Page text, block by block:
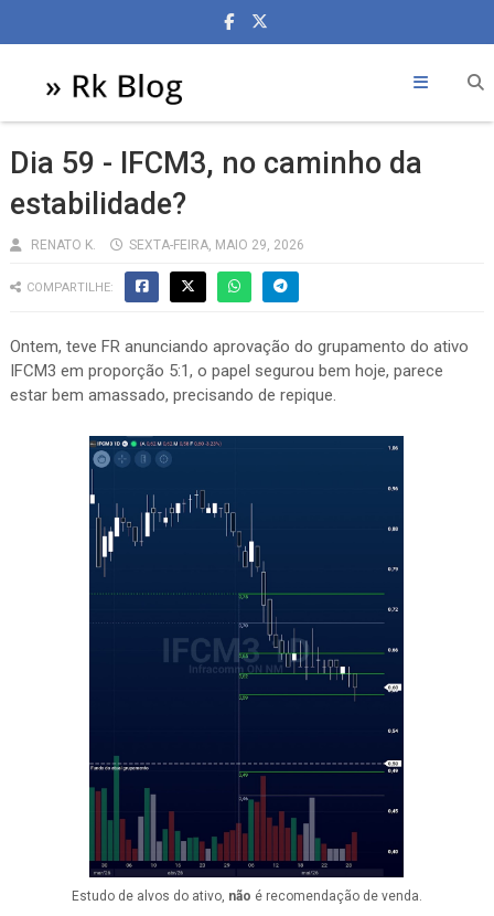
Dia 59 - IFCM3, no caminho da
estabilidade?
RENATO K. SEXTA-FEIRA, MAIO 29, 2026
COMPARTILHE:
Ontem, teve FR anunciando aprovação do grupamento do ativo
IFCM3 em proporção 5:1, o papel segurou bem hoje, parece
estar bem amassado, precisando de repique.
Estudo de alvos do ativo, não é recomendação de venda.